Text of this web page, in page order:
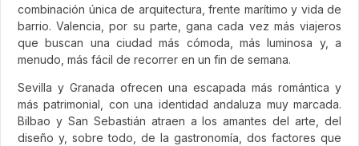
combinación única de arquitectura, frente marítimo y vida de
barrio. Valencia, por su parte, gana cada vez más viajeros
que buscan una ciudad más cómoda, más luminosa y, a
menudo, más fácil de recorrer en un fin de semana.
Sevilla y Granada ofrecen una escapada más romántica y
más patrimonial, con una identidad andaluza muy marcada.
Bilbao y San Sebastián atraen a los amantes del arte, del
diseño y, sobre todo, de la gastronomía, dos factores que